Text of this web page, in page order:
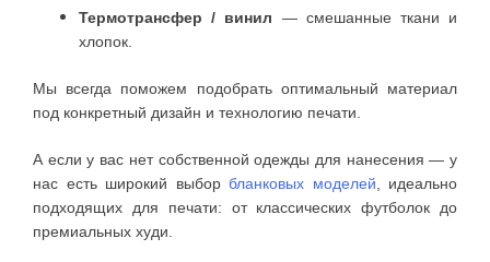
Термотрансфер / винил — смешанные ткани и
хлопок.
Мы всегда поможем подобрать оптимальный материал
под конкретный дизайн и технологию печати.
А если у вас нет собственной одежды для нанесения — у
нас есть широкий выбор бланковых моделей , идеально
подходящих для печати: от классических футболок до
премиальных худи.